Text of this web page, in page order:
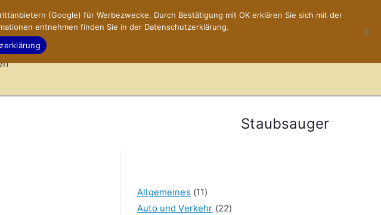
Staubsauger
Allgemeines (11)
Auto und Verkehr (22)
(Google) für Werbezwecke. Durch Bestätigung mit OK erklären Sie sich mit der
entnehmen finden Sie in der Datenschutzerklärung.